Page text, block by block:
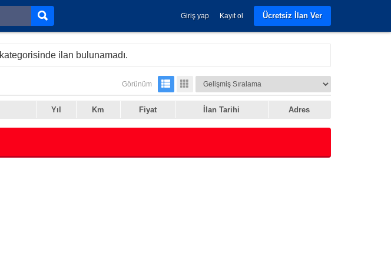
Giriş yap Kayıt ol Ücretsiz İlan Ver
kategorisinde ilan bulunamadı.
Görünüm
Yıl Km Fiyat İlan Tarihi Adres